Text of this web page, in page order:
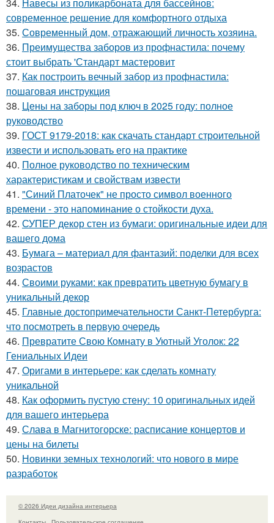
современное решение для комфортного отдыха
35. Современный дом, отражающий личность хозяина.
36. Преимущества заборов из профнастила: почему
стоит выбрать 'Стандарт мастеровит
37. Как построить вечный забор из профнастила:
пошаговая инструкция
38. Цены на заборы под ключ в 2025 году: полное
руководство
39. ГОСТ 9179-2018: как скачать стандарт строительной
извести и использовать его на практике
40. Полное руководство по техническим
характеристикам и свойствам извести
41. "Синий Платочек" не просто символ военного
времени - это напоминание о стойкости духа.
42. СУПЕР декор стен из бумаги: оригинальные идеи для
вашего дома
43. Бумага – материал для фантазий: поделки для всех
возрастов
44. Своими руками: как превратить цветную бумагу в
уникальный декор
45. Главные достопримечательности Санкт-Петербурга:
что посмотреть в первую очередь
46. Превратите Свою Комнату в Уютный Уголок: 22
Гениальных Идеи
47. Оригами в интерьере: как сделать комнату
уникальной
48. Как оформить пустую стену: 10 оригинальных идей
для вашего интерьера
49. Слава в Магнитогорске: расписание концертов и
цены на билеты
50. Новинки земных технологий: что нового в мире
разработок
© 2026 Идеи дизайна интерьера